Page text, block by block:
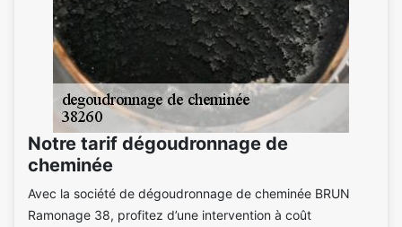
Notre tarif dégoudronnage de
cheminée
Avec la société de dégoudronnage de cheminée BRUN
Ramonage 38, profitez d’une intervention à coût